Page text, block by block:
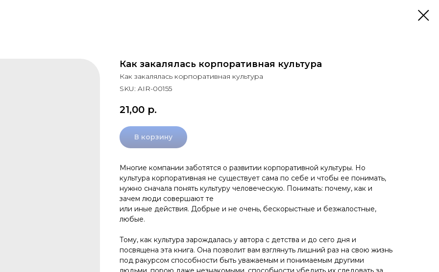
Как закалялась корпоративная культура
Как закалялась корпоративная культура
SKU: AIR-00155
21,00 р.
В корзину
Многие компании заботятся о развитии корпоративной культуры. Но
культура корпоративная не существует сама по себе и чтобы ее понимать,
нужно сначала понять культуру человеческую. Понимать: почему, как и
зачем люди совершают те
или иные действия. Добрые и не очень, бескорыстные и безжалостные,
любые.
Тому, как культура зарождалась у автора с детства и до сего дня и
посвящена эта книга. Она позволит вам взглянуть лишний раз на свою жизнь
под ракурсом способности быть уважаемым и понимаемым другими